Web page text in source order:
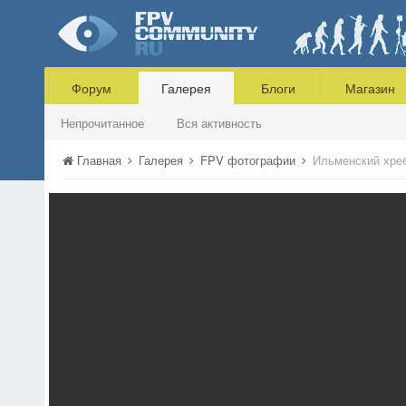
Форум Галерея
Непрочитанное Вся активность
Блоги Магазин
Главная Галерея FPV фотографии Ильменский